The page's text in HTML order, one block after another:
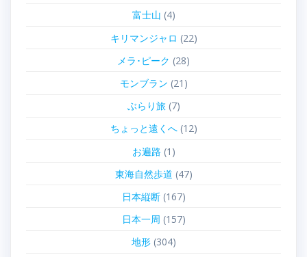
富士山 (4)
キリマンジャロ (22)
メラ･ピーク (28)
モンブラン (21)
ぶらり旅(7)
ちょっと遠くへ(12)
お遍路 (1)
東海自然歩道 (47)
日本縦断(167)
日本一周 (157)
地形(304)